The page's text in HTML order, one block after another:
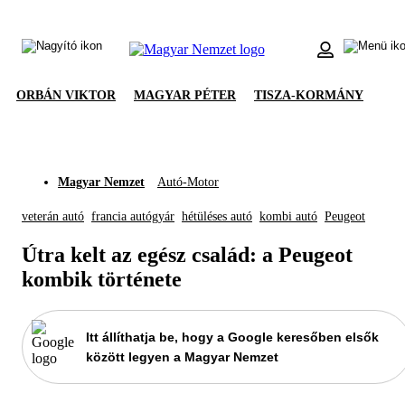
ORBÁN VIKTOR MAGYAR PÉTER TISZA-KORMÁNY
Magyar Nemzet Autó-Motor
veterán autó francia autógyár hétüléses autó kombi autó Peugeot
Útra kelt az egész család: a Peugeot
kombik története
Itt állíthatja be, hogy a Google keresőben elsők
között legyen a Magyar Nemzet